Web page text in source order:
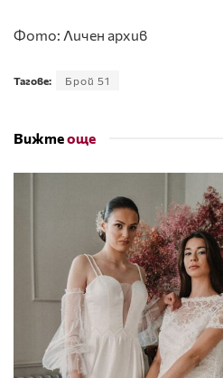
Фото: Личен архив
Тагове: Брой 51
Вижтеоще